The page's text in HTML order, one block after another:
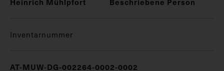
Inventarnummer
AT-MUW-DG-002264-0002-0002